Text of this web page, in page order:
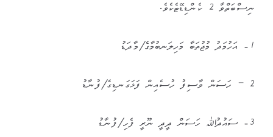
ނިސްބަތްވާ 2 ކެންޑިޑޭޓެކެވެ.
1- އަހުމަދު މުޖުތަބާ މަހިލަނބުމާގެ/މާދަޑު
2 – ހަސަން ވާސިފު ހުސެއިން ފަޅަގަނޑިގެ/ފުނާޑު
3- ސައުދުﷲ ހަސަން ދީދީ ނޫރީ ފެހި/ފުނާޑު